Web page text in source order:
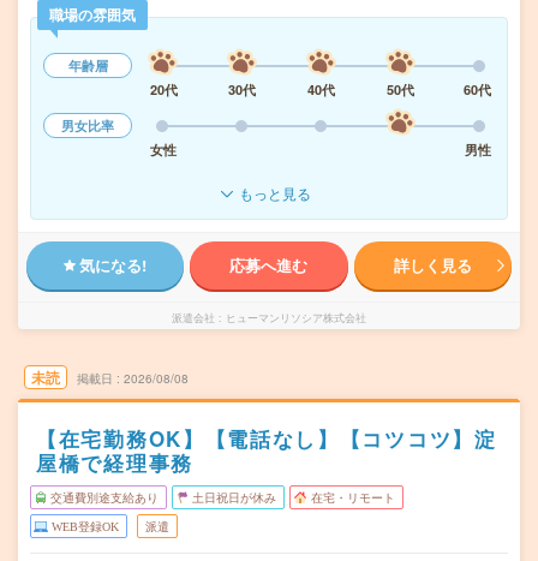
職場の雰囲気
年齢層
20代
30代 40代 50代
60代
男女比率
女性
男性
もっと見る
気になる! 応募へ進む 詳しく見る
派遣会社 ヒューマンリソシア株式会社
未読 掲載日 2026/08/08
【在宅勤務OK】【電話なし】【コツコツ】淀
屋橋で経理事務
交通費別途支給あり 土日祝日が休み 在宅・リモート
WEB登録OK 派遣